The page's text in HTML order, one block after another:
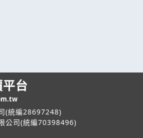
台
(統編28697248)
公司(統編70398496)